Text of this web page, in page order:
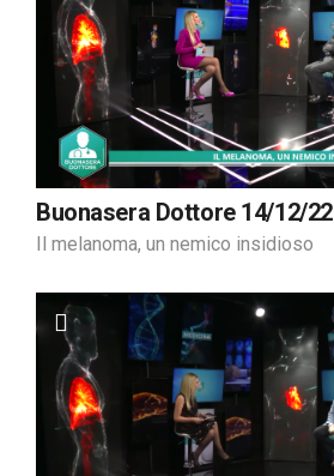
Buonasera Dottore 14/12/22
Il melanoma, un nemico insidioso